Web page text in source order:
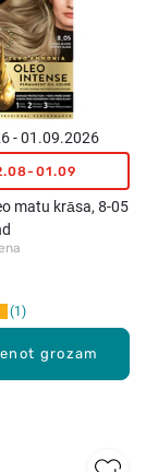
grozam
- 01.09.2026
01.09
matu krāsa, 8-05
1